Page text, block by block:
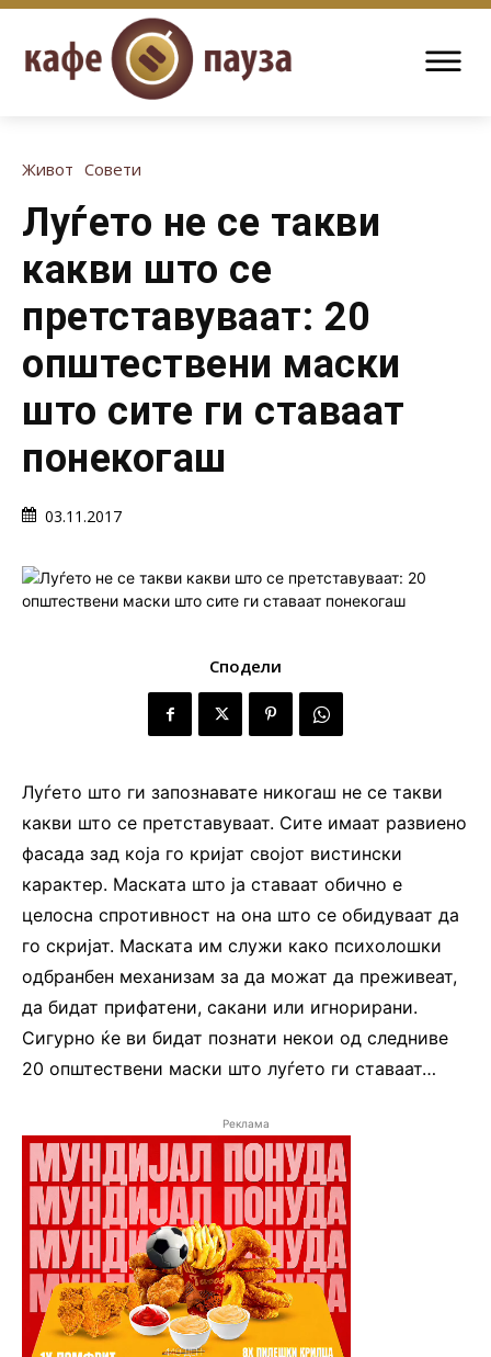
Живот Совети
Луѓето не се такви
какви што се
претставуваат: 20
општествени маски
што сите ги ставаат
понекогаш
03.11.2017
Сподели
Луѓето што ги запознавате никогаш не се такви
какви што се претставуваат. Сите имаат развиено
фасада зад која го кријат својот вистински
карактер. Маската што ја ставаат обично е
целосна спротивност на она што се обидуваат да
го скријат. Маската им служи како психолошки
одбранбен механизам за да можат да преживеат,
да бидат прифатени, сакани или игнорирани.
Сигурно ќе ви бидат познати некои од следниве
20 општествени маски што луѓето ги ставаат…
Реклама